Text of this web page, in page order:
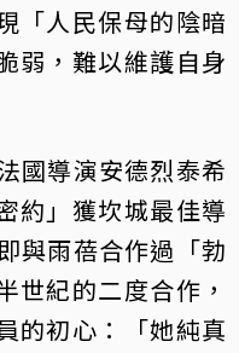
「人民保母的陰暗
弱，難以維護自身
國導演安德烈泰希
約」獲坎城最佳導
與雨蓓合作過「勃
世紀的二度合作，
的初心：「她純真